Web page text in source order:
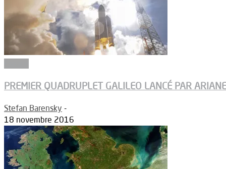
PREMIER QUADRUPLET GALILEO LANCÉ PAR ARIANE
Stefan Barensky -
18 novembre 2016